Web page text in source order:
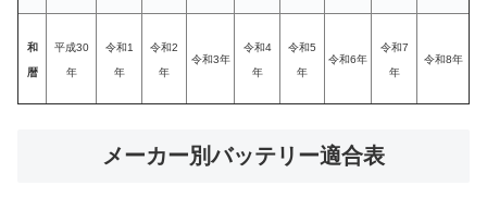
和
暦
平成30
年
令和1
年
令和2
年
令和3年
令和4
年
令和5
年
令和6年
令和7
年
令和8年
メーカー別バッテリー適合表